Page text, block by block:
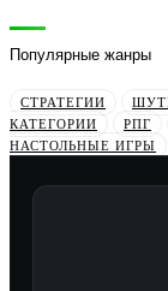
Популярные жанры
СТРАТЕГИИ
КАТЕГОРИИ
РПГ
НАСТОЛЬНЫЕ ИГРЫ